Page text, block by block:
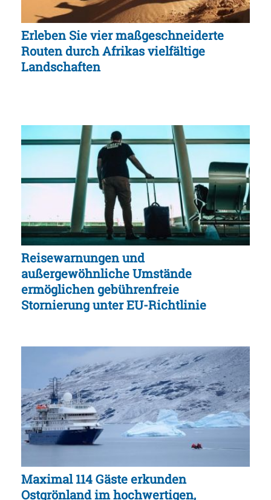
Erleben Sie vier maßgeschneiderte
Routen durch Afrikas vielfältige
Landschaften
Reisewarnungen und
außergewöhnliche Umstände
ermöglichen gebührenfreie
Stornierung unter EU-Richtlinie
Maximal 114 Gäste erkunden
Ostgrönland im hochwertigen,